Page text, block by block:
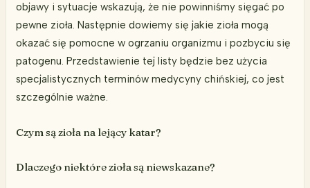
objawy i sytuacje wskazują, że nie powinniśmy sięgać po
pewne zioła. Następnie dowiemy się jakie zioła mogą
okazać się pomocne w ogrzaniu organizmu i pozbyciu się
patogenu. Przedstawienie tej listy będzie bez użycia
specjalistycznych terminów medycyny chińskiej, co jest
szczególnie ważne.
Czym są zioła na lejący katar?
Dlaczego niektóre zioła są niewskazane?